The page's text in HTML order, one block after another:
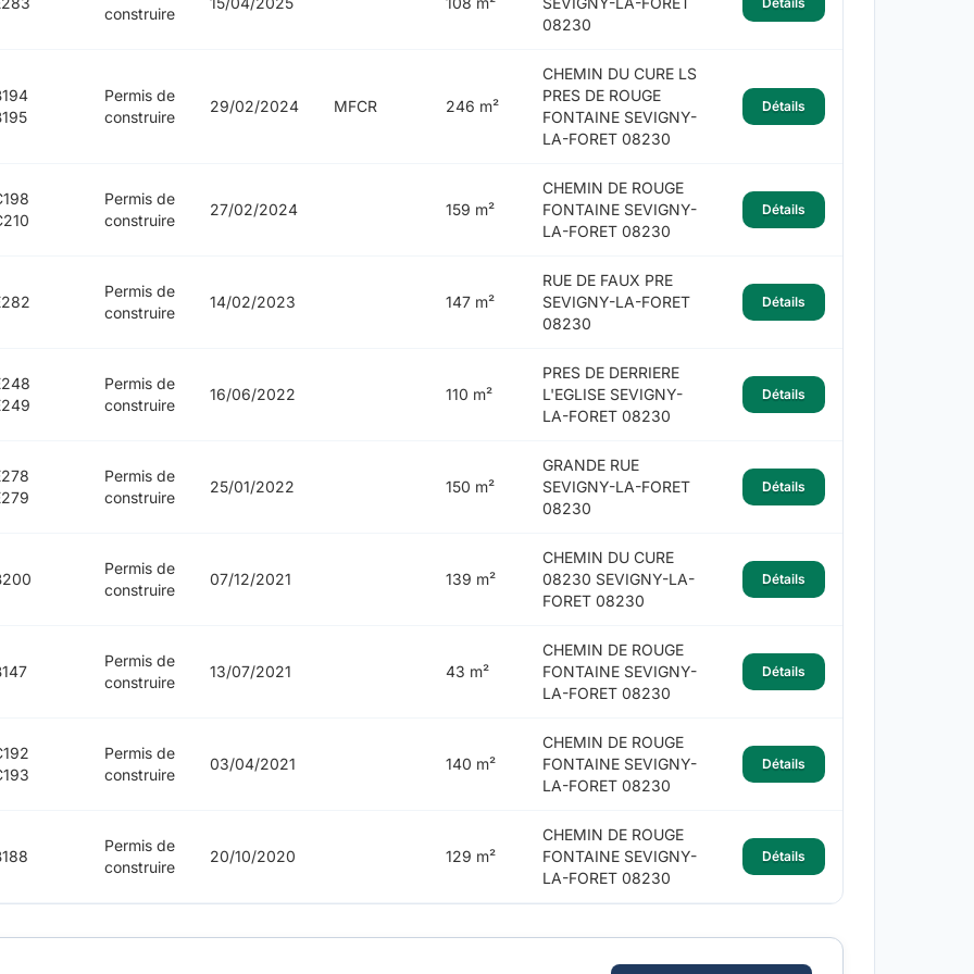
construire
08230
Permis de
construire
29/02/2024 MFCR 246 m²
CHEMIN DU CURE LS
PRES DE ROUGE
FONTAINE SEVIGNY-
LA-FORET 08230
Détails
Permis de
construire
27/02/2024 159 m²
CHEMIN DE ROUGE
FONTAINE SEVIGNY-
LA-FORET 08230
Détails
Permis de
construire
14/02/2023 147 m²
RUE DE FAUX PRE
SEVIGNY-LA-FORET
08230
Détails
Permis de
construire
16/06/2022 110 m²
PRES DE DERRIERE
L'EGLISE SEVIGNY-
LA-FORET 08230
Détails
Permis de
construire
25/01/2022 150 m²
GRANDE RUE
SEVIGNY-LA-FORET
08230
Détails
Permis de
construire
07/12/2021 139 m²
CHEMIN DU CURE
08230 SEVIGNY-LA-
FORET 08230
Détails
Permis de
construire
13/07/2021 43 m²
CHEMIN DE ROUGE
FONTAINE SEVIGNY-
LA-FORET 08230
Détails
Permis de
construire
03/04/2021 140 m²
CHEMIN DE ROUGE
FONTAINE SEVIGNY-
LA-FORET 08230
Détails
Permis de
construire
20/10/2020 129 m²
CHEMIN DE ROUGE
FONTAINE SEVIGNY-
LA-FORET 08230
Détails